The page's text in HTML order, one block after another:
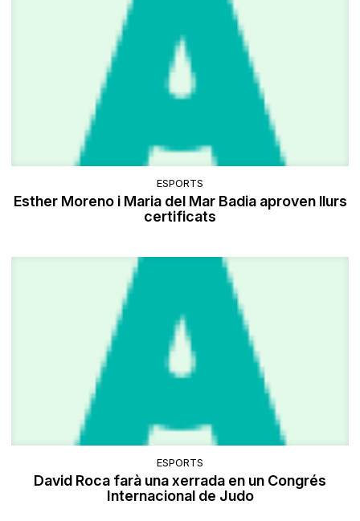
ESPORTS
Esther Moreno i Maria del Mar Badia aproven llurs
certificats
ESPORTS
David Roca farà una xerrada en un Congrés
Internacional de Judo